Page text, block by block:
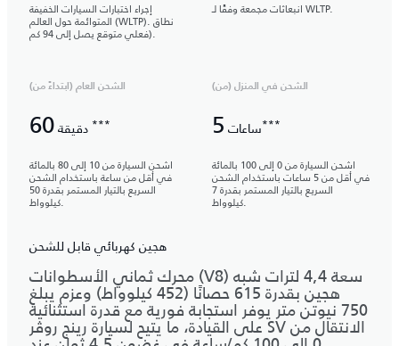
إجراء اختبارات السيارات الخفيفة
المتوائمة حول العالم (WLTP). نطاق
فعلي متوقع يصل إلى 94 كم).
انبعاثات مجمعة وفقًا لـ WLTP.
الشحن العام (ابتداءً من)
60 ***
اشحن السيارة من 10 إلى 80 بالمائة
في أقل من ساعة باستخدام الشحن
السريع بالتيار المستمر بقدرة 50
كيلوواط.
الشحن في المنزل (من)
5 ساعات***
اشحن السيارة من 0 إلى 100 بالمائة
في أقل من 5 ساعات باستخدام الشحن
السريع بالتيار المستمر بقدرة 7
كيلوواط.
هجين كهربائي قابل للشحن
محرك ثماني الأسطوانات (V8) سعة 4,4 لترات شبه
هجين بقدرة 615 حصانًا (452 كيلوواط) وعزم يبلغ
750 نيوتن متر يوفر استجابة فورية مع قدرة استثنائية
على القيادة، ما يتيح لسيارة رينج روڤر SV الانتقال من